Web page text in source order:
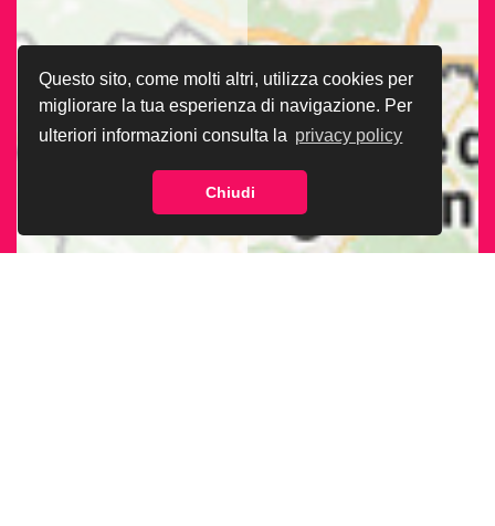
Questo sito, come molti altri, utilizza cookies per
migliorare la tua esperienza di navigazione. Per
ulteriori informazioni consulta la privacy policy
Chiudi